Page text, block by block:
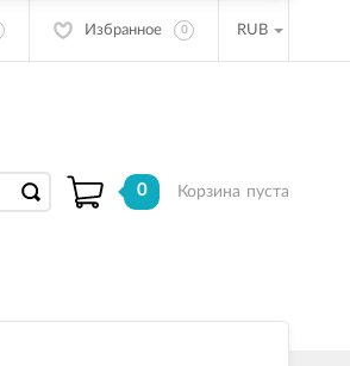
Избранное 0 RUB
0 Корзина пуста